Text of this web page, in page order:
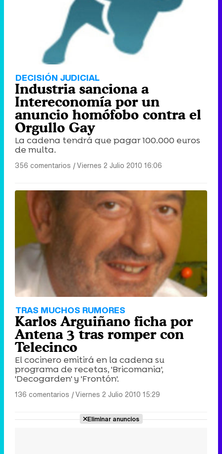
DECISIÓN JUDICIAL
Industria sanciona a
Intereconomía por un
anuncio homófobo contra el
Orgullo Gay
La cadena tendrá que pagar 100.000 euros
de multa.
356 comentarios |Viernes 2 Julio 2010 16:06
TRAS MUCHOS RUMORES
Karlos Arguiñano ficha por
Antena 3 tras romper con
Telecinco
El cocinero emitirá en la cadena su
programa de recetas, 'Bricomania',
'Decogarden' y 'Frontón'.
136 comentarios |Viernes 2 Julio 2010 15:29
Eliminar anuncios